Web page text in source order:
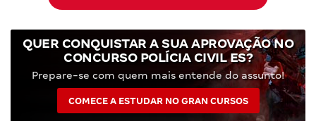
QUER CONQUISTAR A SUA APROVAÇÃO NO
CONCURSO POLÍCIA CIVIL ES?
Prepare-se com quem mais entende do assunto!
COMECE A ESTUDAR NO GRAN CURSOS